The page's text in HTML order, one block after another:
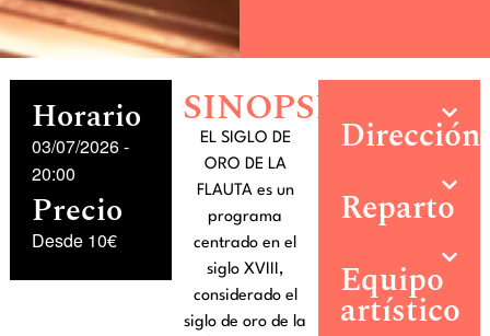
Horario
03/07/2026-
20:00
Precio
Desde 10€
SINOPSIS
EL SIGLO DE
ORO DE LA
FLAUTA es un
programa
centrado en el
siglo XVIII,
considerado el
siglo de oro de la
Dirección
Reparto
Equipo
artístico